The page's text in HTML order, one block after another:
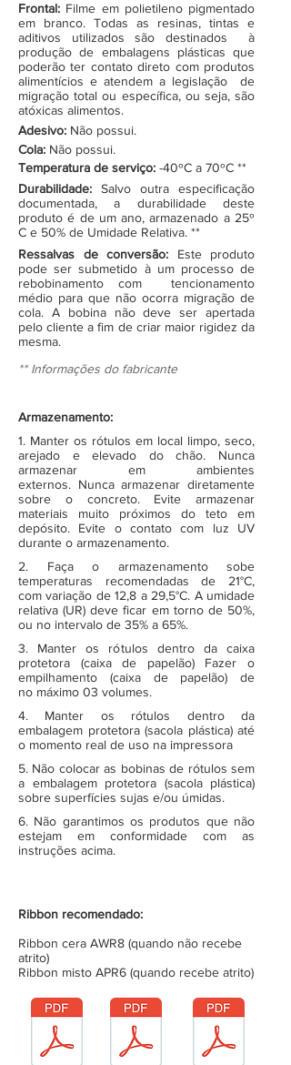
Frontal: Filme em polietileno pigmentado
em branco. Todas as resinas, tintas e
aditivos utilizados são destinados à
produção de embalagens plásticas que
poderão ter contato direto com produtos
alimentícios e atendem a legislação de
migração total ou específica, ou seja, são
atóxicas alimentos.
Adesivo: Não possui.
Cola: Não possui.
Temperatura de serviço: -40ºC a 70ºC **
Durabilidade: Salvo outra especificação
documentada, a durabilidade deste
produto é de um ano, armazenado a 25º
C e 50% de Umidade Relativa. **
Ressalvas de conversão: Este produto
pode ser submetido à um processo de
rebobinamento com tencionamento
médio para que não ocorra migração de
cola. A bobina não deve ser apertada
pelo cliente a fim de criar maior rigidez da
mesma.
** Informações do fabricante
Armazenamento:
1. Manter os rótulos em local limpo, seco,
arejado e elevado do chão. Nunca
armazenar em ambientes
externos. Nunca armazenar diretamente
sobre o concreto. Evite armazenar
materiais muito próximos do teto em
depósito. Evite o contato com luz UV
durante o armazenamento.
2. Faça o armazenamento sobe
temperaturas recomendadas de 21°C,
com variação de 12,8 a 29,5°C. A umidade
relativa (UR) deve ficar em torno de 50%,
ou no intervalo de 35% a 65%.
3. Manter os rótulos dentro da caixa
protetora (caixa de papelão) Fazer o
empilhamento (caixa de papelão) de
no máximo 03 volumes.
4. Manter os rótulos dentro da
embalagem protetora (sacola plástica) até
o momento real de uso na impressora
5. Não colocar as bobinas de rótulos sem
a embalagem protetora (sacola plástica)
sobre superfícies sujas e/ou úmidas.
6. Não garantimos os produtos que não
estejam em conformidade com as
instruções acima.
Ribbon recomendado:
Ribbon cera AWR8 (quando não recebe
atrito)
Ribbon misto APR6 (quando recebe atrito)